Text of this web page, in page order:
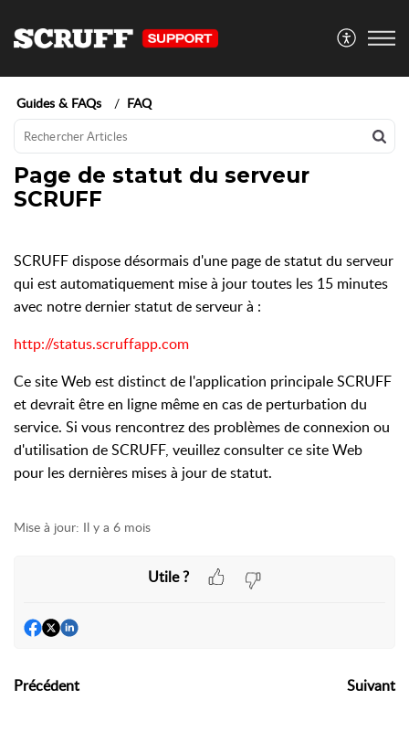
Guides & FAQs FAQ
Page de statut du serveur
SCRUFF
SCRUFF dispose désormais d'une page de statut du serveur
qui est automatiquement mise à jour toutes les 15 minutes
avec notre dernier statut de serveur à :
http://status.scruffapp.com
Ce site Web est distinct de l'application principale SCRUFF
et devrait être en ligne même en cas de perturbation du
service. Si vous rencontrez des problèmes de connexion ou
d'utilisation de SCRUFF, veuillez consulter ce site Web
pour les dernières mises à jour de statut.
Mise à jour: Il y a 6 mois
Utile ?
Précédent Suivant